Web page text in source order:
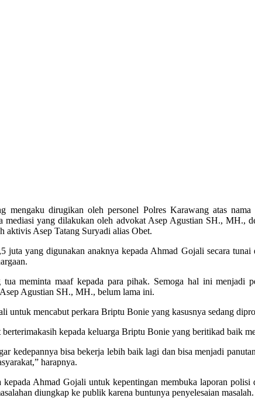
mengaku dirugikan oleh personel Polres Karawang atas
yang dilakukan oleh advokat Asep Agustian SH.,
aktivis Asep Tatang Suryadi alias Obet.
juta yang digunakan anaknya kepada Ahmad Gojali secara
meminta maaf kepada para pihak. Semoga hal ini menjadi
Agustian SH., MH., belum lama ini.
untuk mencabut perkara Briptu Bonie yang kasusnya sedang
kepada keluarga Briptu Bonie yang beritikad baik
kedepannya bisa bekerja lebih baik lagi dan bisa menjadi
harapnya.
Ahmad Gojali untuk kepentingan membuka laporan
diungkap ke publik karena buntunya penyelesaian